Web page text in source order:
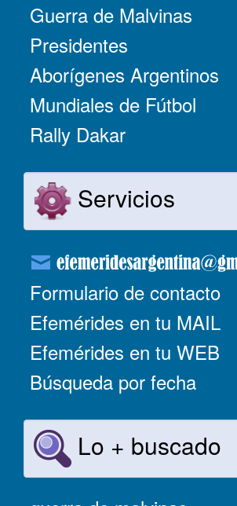
Guerra de Malvinas
Presidentes
Aborígenes Argentinos
Mundiales de Fútbol
Rally Dakar
Servicios
Formulario de contacto
Efemérides en tu MAIL
Efemérides en tu WEB
Búsqueda por fecha
Lo + buscado